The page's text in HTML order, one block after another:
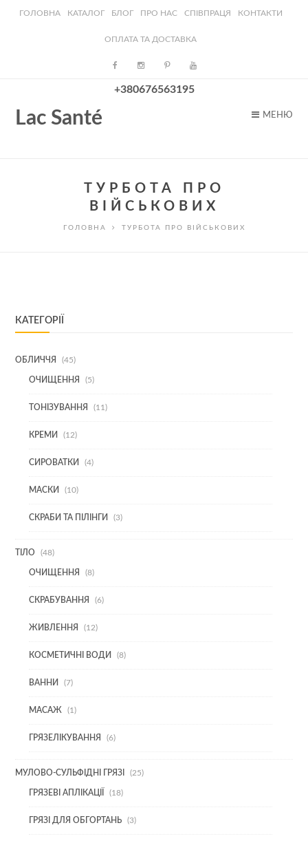
ГОЛОВНА КАТАЛОГ БЛОГ ПРО НАС СПІВПРАЦЯ КОНТАКТИ
ОПЛАТА ТА ДОСТАВКА
+380676563195
Lac Santé МЕНЮ
ТУРБОТА ПРО
ВІЙСЬКОВИХ
ГОЛОВНА ТУРБОТА ПРО ВІЙСЬКОВИХ
КАТЕГОРІЇ
ОБЛИЧЧЯ 4545
ОЧИЩЕННЯ
55
ТОНІЗУВАННЯ
1111
КРЕМИ
1212
СИРОВАТКИ
44
МАСКИ
1010
СКРАБИ ТА ПІЛІНГИ
33
ТІЛО 4848
ОЧИЩЕННЯ
88
СКРАБУВАННЯ
66
ЖИВЛЕННЯ
1212
КОСМЕТИЧНІ ВОДИ
88
ВАННИ
77
МАСАЖ
11
ГРЯЗЕЛІКУВАННЯ
66
МУЛОВО-СУЛЬФІДНІ ГРЯЗІ 2525
ГРЯЗЕВІ АПЛІКАЦІЇ
1818
ГРЯЗІ ДЛЯ ОБГОРТАНЬ
33